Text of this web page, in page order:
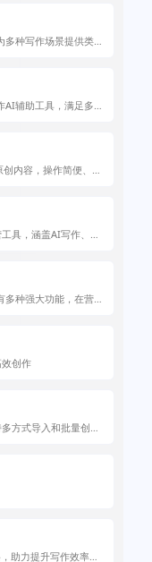
种写作场景提供类比
辅助工具，满足多场
内容，操作简便、效
具，涵盖AI写作、排
种强大功能，在营销
创作
方式导入和批量创
助力提升写作效率与